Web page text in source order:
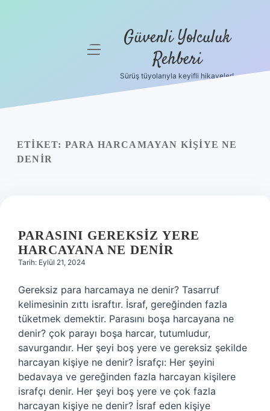
Yasal Uyarı
menüyü Güvenli Yolculuk
Rehberi
Sürüş tüyolarıyla keyifli hikayeler!
ETIKET: PARA HARCAMAYAN KIŞIYE NE
DENIR
PARASINI GEREKSIZ YERE
HARCAYANA NE DENIR
Tarih: Eylül 21, 2024
Gereksiz para harcamaya ne denir? Tasarruf
kelimesinin zıttı israftır. İsraf, gereğinden fazla
tüketmek demektir. Parasını boşa harcayana ne
denir? çok parayı boşa harcar, tutumludur,
savurgandır. Her şeyi boş yere ve gereksiz şekilde
harcayan kişiye ne denir? İsrafçı: Her şeyini
bedavaya ve gereğinden fazla harcayan kişilere
israfçı denir. Her şeyi boş yere ve çok fazla
harcayan kişiye ne denir? İsraf eden kişiye